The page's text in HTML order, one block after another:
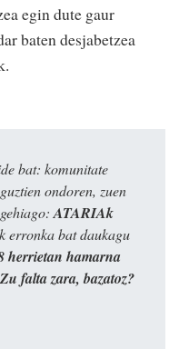
egin dute gaur
baten desjabetzea
bat: komunitate
ondoren, zuen
ATARIAk
erronka bat daukagu
herrietan hamarna
Zu falta zara, bazatoz?